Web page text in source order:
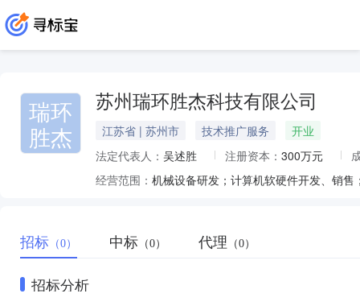
瑞环
胜杰
苏州瑞环胜杰科技有限公司
江苏省 | 苏州市 技术推广服务
开业
法定代表人： 吴述胜 注册资本： 300万元
经营范围：
招标 （0） 中标 （0） 代理 （0）
招标分析